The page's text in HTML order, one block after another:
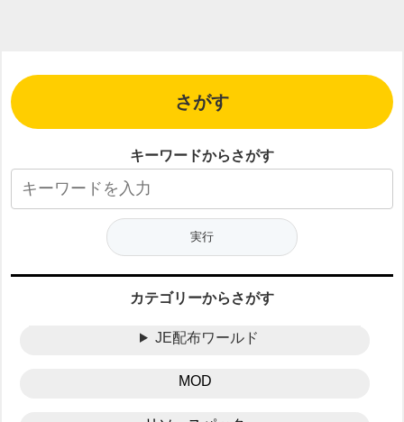
さがす
キーワードからさがす
カテゴリーからさがす
JE配布ワールド
MOD